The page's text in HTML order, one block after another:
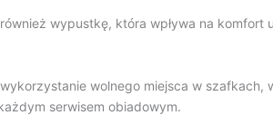
wypustkę, która wpływa na komfort
wolnego miejsca w szafkach,
serwisem obiadowym.